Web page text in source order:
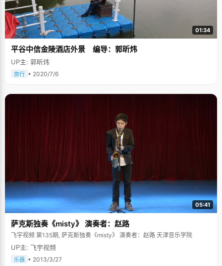
01:34
平谷中信金陵酒店外景 编导：郭昕炜
UP主: 郭昕炜
旅行 • 2020/7/6
05:41
萨克斯独奏《misty》 演奏者：赵路
飞宇视频 第135期, 萨克斯独奏《misty》 演奏者：赵路 天津音乐学院
UP主: 飞宇视频
乐器 • 2013/3/27